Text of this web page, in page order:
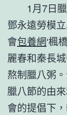
1月7日
鄧永遠勞模
會包養網‘楓
麗春和秦長
熬制臘八粥
臘八節的由
會的提倡下